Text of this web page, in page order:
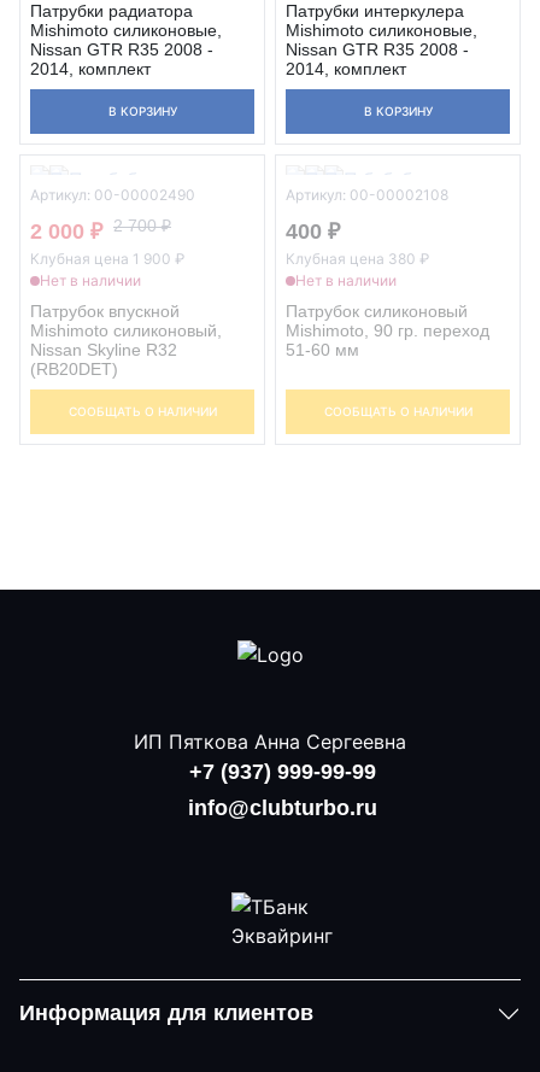
Патрубки радиатора
Mishimoto силиконовые,
Nissan GTR R35 2008 -
2014, комплект
В КОРЗИНУ
Патрубки интеркулера
Mishimoto силиконовые,
Nissan GTR R35 2008 -
2014, комплект
В КОРЗИНУ
Артикул: 00-00002490
2 000 ₽ 2 700 ₽
Клубная цена 1 900 ₽
Нет в наличии
Патрубок впускной
Mishimoto силиконовый,
Nissan Skyline R32
(RB20DET)
СООБЩАТЬ О НАЛИЧИИ
Артикул: 00-00002108
400 ₽
Клубная цена 380 ₽
Нет в наличии
Патрубок силиконовый
Mishimoto, 90 гр. переход
51-60 мм
СООБЩАТЬ О НАЛИЧИИ
ИП Пяткова Анна Сергеевна
+7 (937) 999-99-99
info@clubturbo.ru
Информация для клиентов